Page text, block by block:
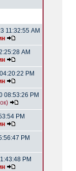
11:32:55 AM
AM
PM
08:53:26 PM
PM
PM
PM